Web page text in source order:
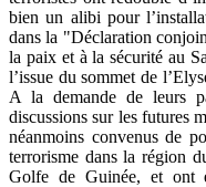
bien un alibi pour
dans la "Déclaration
la paix et à la sécurité au
l’issue du sommet de
A la demande de leurs
discussions sur les futures
néanmoins convenus de
terrorisme dans la région
Golfe de Guinée, et ont